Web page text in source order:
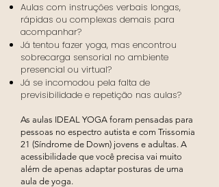
Aulas com instruções verbais longas,
rápidas ou complexas demais para
acompanhar?
Já tentou fazer yoga, mas encontrou
sobrecarga sensorial no ambiente
presencial ou virtual?
Já se incomodou pela falta de
previsibilidade e repetição nas aulas?
As aulas IDEAL YOGA foram pensadas para
pessoas no espectro autista e com Trissomia
21 (Síndrome de Down) jovens e adultas. A
acessibilidade que você precisa vai muito
além de apenas adaptar posturas de uma
aula de yoga.